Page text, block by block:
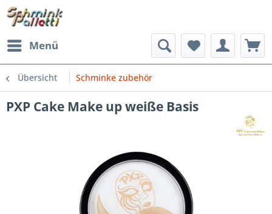
Menü
Übersicht Schminke zubehör
PXP Cake Make up weiße Basis